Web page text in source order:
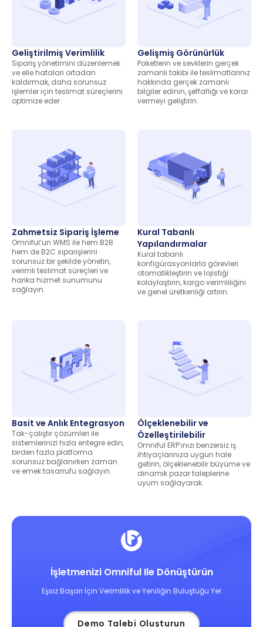
Geliştirilmiş Verimlilik
Sipariş yönetimini düzenlemek
ve elle hataları ortadan
kaldırmak, daha sorunsuz
işlemler için teslimat süreçlerini
optimize eder.
Gelişmiş Görünürlük
Paketlerin ve sevklerin gerçek
zamanlı takibi ile teslimatlarınız
hakkında gerçek zamanlı
bilgiler edinin, şeffaflığı ve karar
vermeyi geliştirin.
Zahmetsiz Sipariş İşleme
Omniful’un WMS ile hem B2B
hem de B2C siparişlerini
sorunsuz bir şekilde yönetin,
verimli teslimat süreçleri ve
harika hizmet sunumunu
sağlayın.
Kural Tabanlı
Yapılandırmalar
Kural tabanlı
konfigürasyonlarla görevleri
otomatikleştirin ve lojistiği
kolaylaştırın, kargo verimliliğini
ve genel üretkenliği artırın.
Basit ve Anlık Entegrasyon
Tak-çalıştır çözümleri ile
sistemlerinizi hızla entegre edin,
birden fazla platforma
sorunsuz bağlanırken zaman
ve emek tasarrufu sağlayın.
Ölçeklenebilir ve
Özelleştirilebilir
Omniful ERP’ınızı benzersiz iş
ihtiyaçlarınıza uygun hale
getirin, ölçeklenebilir büyüme ve
dinamik pazar taleplerine
uyum sağlayarak.
İşletmenizi Omniful Ile Dönüştürün
Eşsiz Başarı İçin Verimlilik ve Yeniliğin Buluştuğu Yer
Demo Talebi Oluşturun